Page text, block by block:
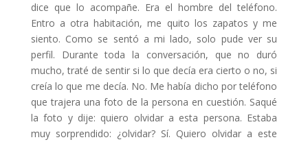
dice que lo acompañe. Era el hombre del teléfono.
Entro a otra habitación, me quito los zapatos y me
siento. Como se sentó a mi lado, solo pude ver su
perfil. Durante toda la conversación, que no duró
mucho, traté de sentir si lo que decía era cierto o no, si
creía lo que me decía. No. Me había dicho por teléfono
que trajera una foto de la persona en cuestión. Saqué
la foto y dije: quiero olvidar a esta persona. Estaba
muy sorprendido: ¿olvidar? Sí. Quiero olvidar a este